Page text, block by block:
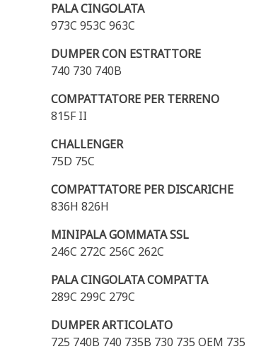
PALA CINGOLATA
973C 953C 963C
DUMPER CON ESTRATTORE
740 730 740B
COMPATTATORE PER TERRENO
815F II
CHALLENGER
75D 75C
COMPATTATORE PER DISCARICHE
836H 826H
MINIPALA GOMMATA SSL
246C 272C 256C 262C
PALA CINGOLATA COMPATTA
289C 299C 279C
DUMPER ARTICOLATO
725 740B 740 735B 730 735 OEM 735